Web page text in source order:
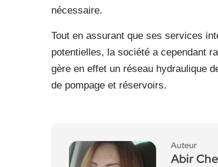
nécessaire.
Tout en assurant que ses services
potentielles, la société a cependant
gère en effet un réseau hydraulique
de pompage et réservoirs.
Auteur
Abir